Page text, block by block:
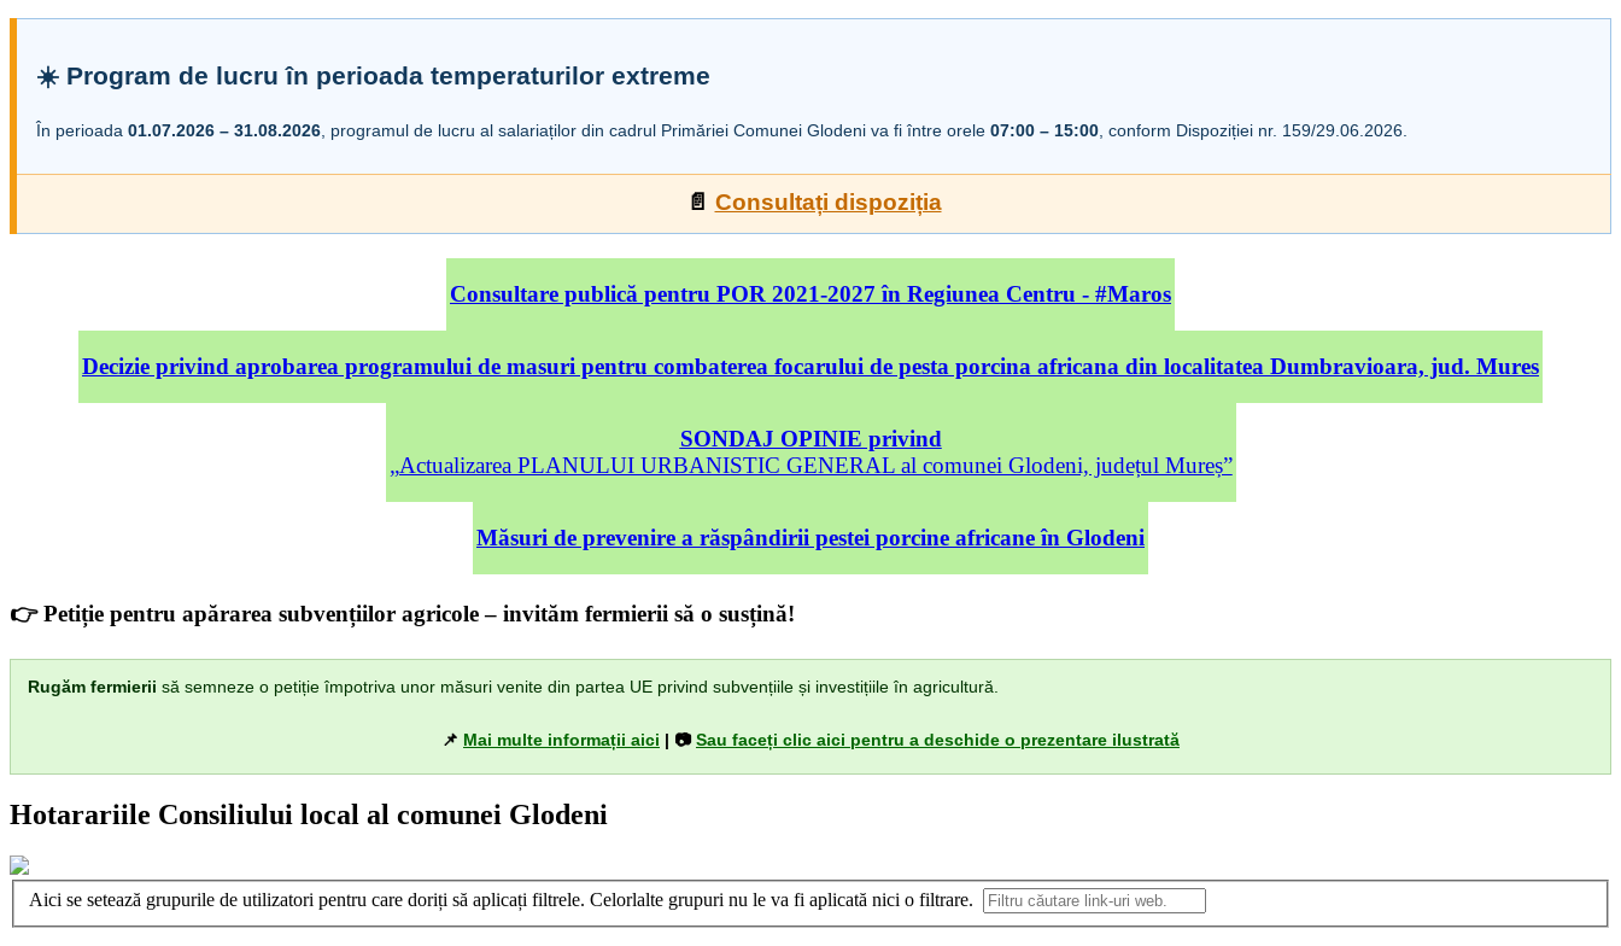
☀️ Program de lucru în perioada temperaturilor extreme
În perioada 01.07.2026 – 31.08.2026 , programul de lucru al salariaților din cadrul Primăriei Comunei Glodeni va fi între orele 07:00 – 15:00 , conform Dispoziției nr. 159/29.06.2026.
📄 Consultați dispoziția
Consultare publică pentru POR 2021-2027 în Regiunea Centru - #Maros
Decizie privind aprobarea programului de masuri pentru combaterea focarului de pesta porcina africana din localitatea Dumbravioara, jud. Mures
SONDAJ OPINIE privind
„Actualizarea PLANULUI URBANISTIC GENERAL al comunei Glodeni, județul Mureș”
Măsuri de prevenire a răspândirii pestei porcine africane în Glodeni
👉 Petiție pentru apărarea subvențiilor agricole – invităm fermierii să o susțină!
Rugăm fermierii să semneze o petiție împotriva unor măsuri venite din partea UE privind subvențiile și investițiile în agricultură.
📌 Mai multe informații aici | 📷Sau faceți clic aici pentru a deschide o prezentare ilustrată
Hotarariile Consiliului local al comunei Glodeni
Aici se setează grupurile de utilizatori pentru care doriți să aplicați filtrele. Celorlalte grupuri nu le va fi aplicată nici o filtrare.